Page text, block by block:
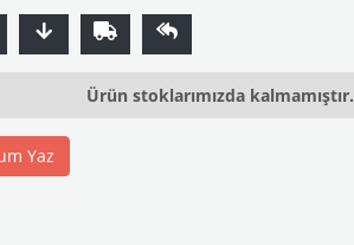
Ürün stoklarımızda kalmamıştır.
Yaz